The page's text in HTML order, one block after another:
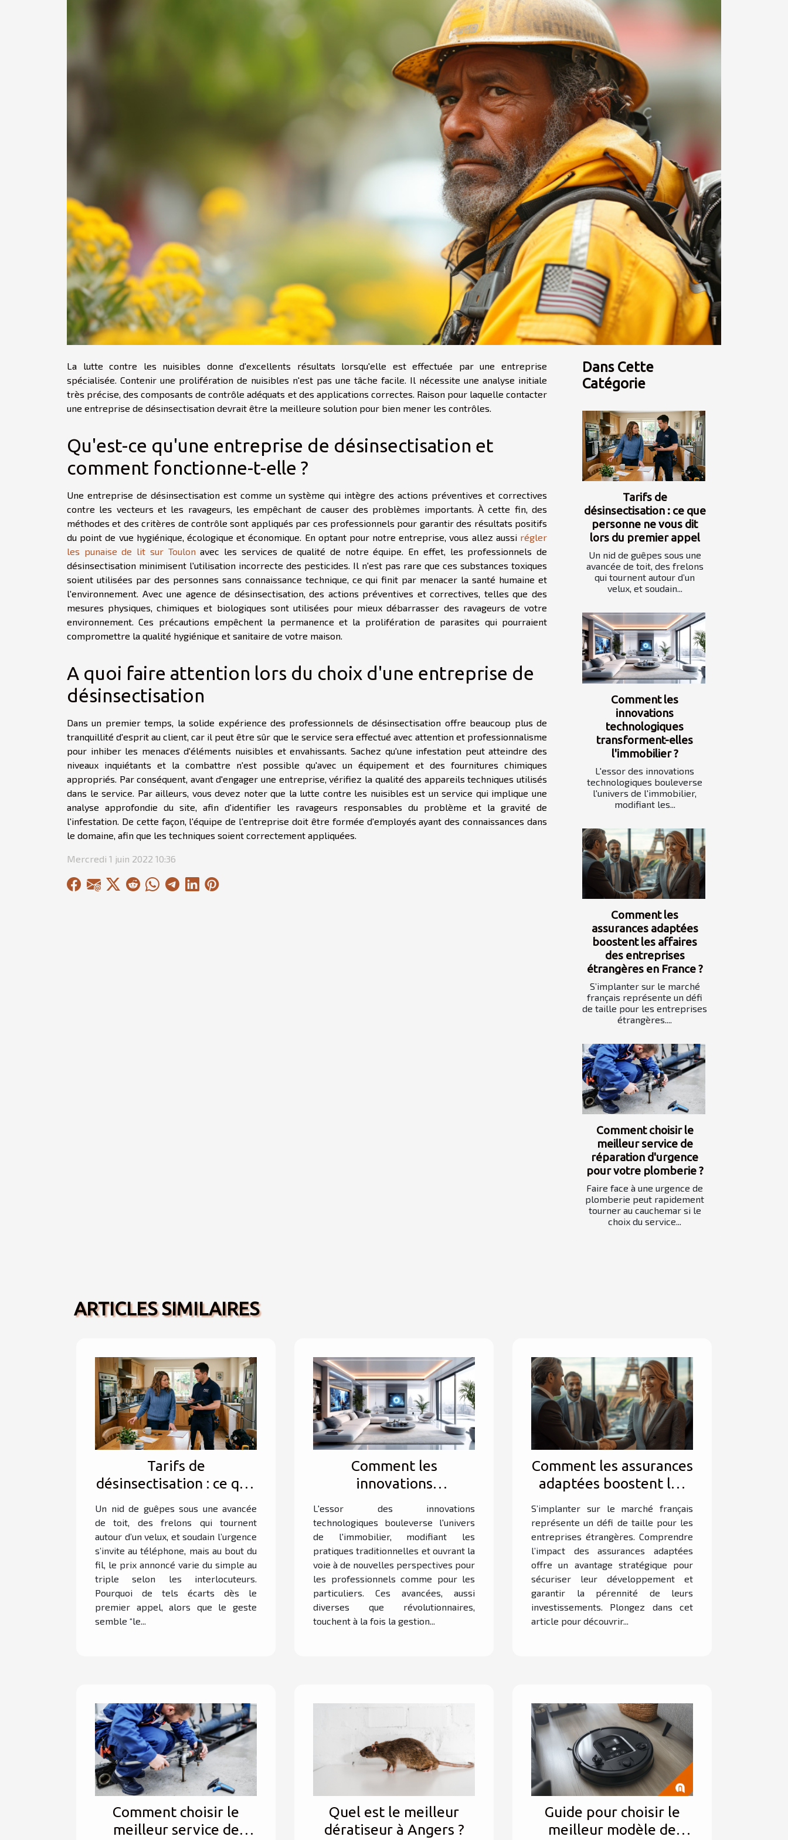
La lutte contre les nuisibles donne d'excellents résultats lorsqu'elle est effectuée par une entreprise
spécialisée. Contenir une prolifération de nuisibles n'est pas une tâche facile. Il nécessite une analyse initiale
très précise, des composants de contrôle adéquats et des applications correctes. Raison pour laquelle contacter
une entreprise de désinsectisation devrait être la meilleure solution pour bien mener les contrôles.
Qu'est-ce qu'une entreprise de désinsectisation et
comment fonctionne-t-elle ?
Une entreprise de désinsectisation est comme un système qui intègre des actions préventives et correctives
contre les vecteurs et les ravageurs, les empêchant de causer des problèmes importants. À cette fin, des
méthodes et des critères de contrôle sont appliqués par ces professionnels pour garantir des résultats positifs
du point de vue hygiénique, écologique et économique. En optant pour notre entreprise, vous allez aussi régler
les punaise de lit sur Toulon avec les services de qualité de notre équipe. En effet, les professionnels de
désinsectisation minimisent l'utilisation incorrecte des pesticides. Il n'est pas rare que ces substances toxiques
soient utilisées par des personnes sans connaissance technique, ce qui finit par menacer la santé humaine et
l'environnement. Avec une agence de désinsectisation, des actions préventives et correctives, telles que des
mesures physiques, chimiques et biologiques sont utilisées pour mieux débarrasser des ravageurs de votre
environnement. Ces précautions empêchent la permanence et la prolifération de parasites qui pourraient
compromettre la qualité hygiénique et sanitaire de votre maison.
A quoi faire attention lors du choix d'une entreprise de
désinsectisation
Dans un premier temps, la solide expérience des professionnels de désinsectisation offre beaucoup plus de
tranquillité d'esprit au client, car il peut être sûr que le service sera effectué avec attention et professionnalisme
pour inhiber les menaces d'éléments nuisibles et envahissants. Sachez qu'une infestation peut atteindre des
niveaux inquiétants et la combattre n'est possible qu'avec un équipement et des fournitures chimiques
appropriés. Par conséquent, avant d'engager une entreprise, vérifiez la qualité des appareils techniques utilisés
dans le service. Par ailleurs, vous devez noter que la lutte contre les nuisibles est un service qui implique une
analyse approfondie du site, afin d'identifier les ravageurs responsables du problème et la gravité de
l'infestation. De cette façon, l'équipe de l'entreprise doit être formée d'employés ayant des connaissances dans
le domaine, afin que les techniques soient correctement appliquées.
Mercredi 1 juin 2022 10:36
Dans Cette
Catégorie
Tarifs de
désinsectisation : ce que
personne ne vous dit
lors du premier appel
Un nid de guêpes sous une
avancée de toit, des frelons
qui tournent autour d’un
velux, et soudain...
Comment les
innovations
technologiques
transforment-elles
l'immobilier ?
L'essor des innovations
technologiques bouleverse
l'univers de l'immobilier,
modifiant les...
Comment les
assurances adaptées
boostent les affaires
des entreprises
étrangères en France ?
S’implanter sur le marché
français représente un défi
de taille pour les entreprises
étrangères....
Comment choisir le
meilleur service de
réparation d'urgence
pour votre plomberie ?
Faire face à une urgence de
plomberie peut rapidement
tourner au cauchemar si le
choix du service...
ARTICLES SIMILAIRES
Tarifs de
désinsectisation : ce que
lors du premier appel
Un nid de guêpes sous une avancée
de toit, des frelons qui tournent
autour d’un velux, et soudain l’urgence
s’invite au téléphone, mais au bout du
fil, le prix annoncé varie du simple au
triple selon les interlocuteurs.
Pourquoi de tels écarts dès le
premier appel, alors que le geste
semble “le...
Comment les
innovations
transforment-elles
l'immobilier ?
L'essor des innovations
technologiques bouleverse l'univers
de l'immobilier, modifiant les
pratiques traditionnelles et ouvrant la
voie à de nouvelles perspectives pour
les professionnels comme pour les
particuliers. Ces avancées, aussi
diverses que révolutionnaires,
touchent à la fois la gestion...
Comment les assurances
adaptées boostent les
affaires des entreprises
étrangères en France ?
S’implanter sur le marché français
représente un défi de taille pour les
entreprises étrangères. Comprendre
l’impact des assurances adaptées
offre un avantage stratégique pour
sécuriser leur développement et
garantir la pérennité de leurs
investissements. Plongez dans cet
article pour découvrir...
Comment choisir le
meilleur service de
Quel est le meilleur
dératiseur à Angers ?
Guide pour choisir le
meilleur modèle de